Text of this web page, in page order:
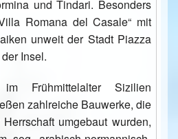
und Tindari. Besonders
Romana del Casale“ mit
unweit der Stadt Piazza
Insel.
Frühmittelalter Sizilien
zahlreiche Bauwerke, die
umgebaut wurden,